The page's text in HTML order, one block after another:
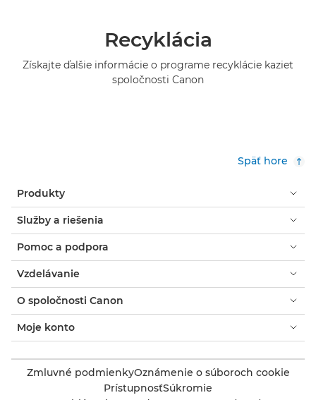
Recyklácia
Získajte ďalšie informácie o programe recyklácie kaziet
spoločnosti Canon
Späť hore
Produkty
Služby a riešenia
Pomoc a podpora
Vzdelávanie
O spoločnosti Canon
Moje konto
Zmluvné podmienkyOznámenie o súboroch cookie
PrístupnosťSúkromie